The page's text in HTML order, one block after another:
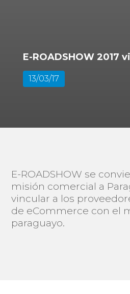
E-ROADSHOW 2017
13/03/17
E-ROADSHOW se
misión comercial a
vincular a los
de eCommerce con el
paraguayo.